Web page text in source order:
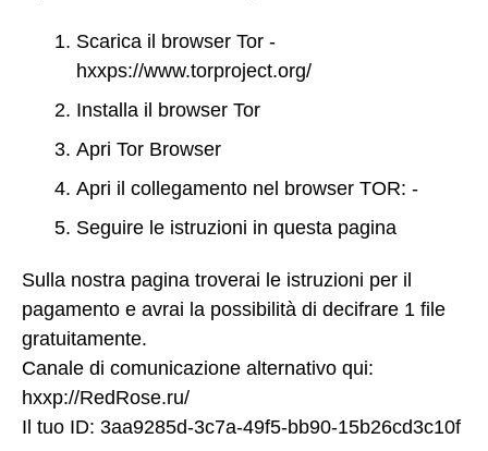
Scarica il browser Tor -
hxxps://www.torproject.org/
Installa il browser Tor
Apri Tor Browser
Apri il collegamento nel browser TOR: -
Seguire le istruzioni in questa pagina
Sulla nostra pagina troverai le istruzioni per il
pagamento e avrai la possibilità di decifrare 1 file
gratuitamente.
Canale di comunicazione alternativo qui:
hxxp://RedRose.ru/
Il tuo ID: 3aa9285d-3c7a-49f5-bb90-15b26cd3c10f